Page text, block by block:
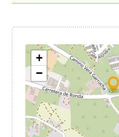
+
−